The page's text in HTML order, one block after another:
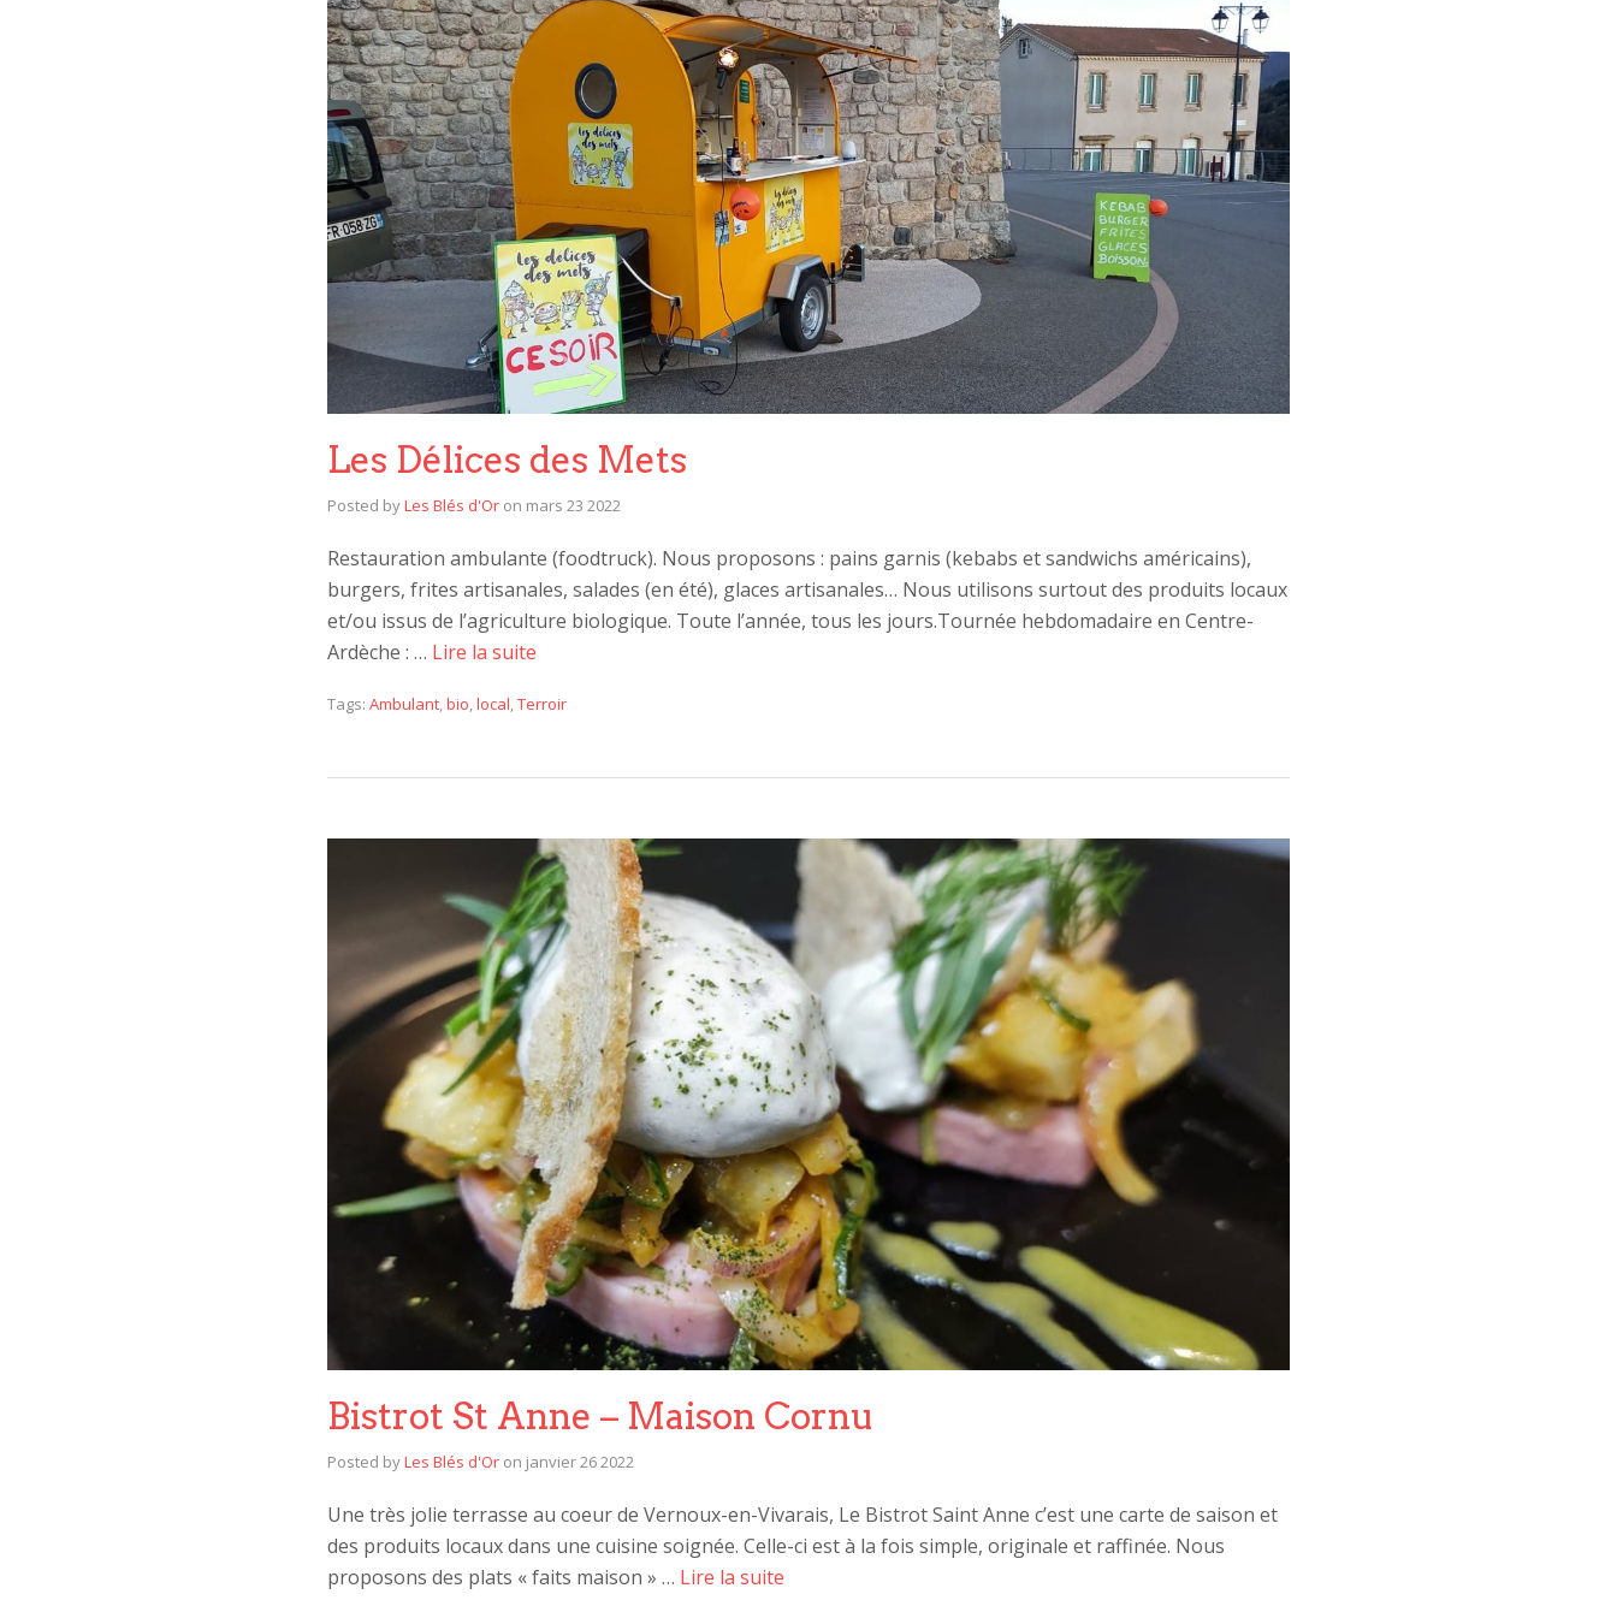
Les Délices des Mets
Posted byLes Blés d'Or on mars 23 2022
Restauration ambulante (foodtruck). Nous proposons : pains garnis (kebabs et sandwichs américains),
burgers, frites artisanales, salades (en été), glaces artisanales… Nous utilisons surtout des produits locaux
et/ou issus de l’agriculture biologique. Toute l’année, tous les jours.Tournée hebdomadaire en Centre-
Ardèche : … Lire la suite
Tags: Ambulant,bio,local,Terroir
Bistrot St Anne – Maison Cornu
Posted byLes Blés d'Or on janvier 26 2022
Une très jolie terrasse au coeur de Vernoux-en-Vivarais, Le Bistrot Saint Anne c’est une carte de saison et
des produits locaux dans une cuisine soignée. Celle-ci est à la fois simple, originale et raffinée. Nous
proposons des plats « faits maison » … Lire la suite